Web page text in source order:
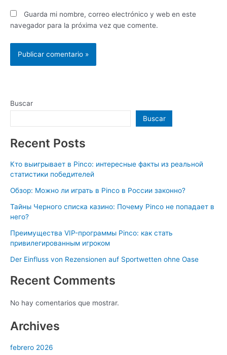
Guarda mi nombre, correo electrónico y web en este
navegador para la próxima vez que comente.
Buscar
Buscar
Recent Posts
Кто выигрывает в Pinco: интересные факты из реальной
статистики победителей
Обзор: Можно ли играть в Pinco в России законно?
Тайны Черного списка казино: Почему Pinco не попадает в
него?
Преимущества VIP-программы Pinco: как стать
привилегированным игроком
Der Einfluss von Rezensionen auf Sportwetten ohne Oase
Recent Comments
No hay comentarios que mostrar.
Archives
febrero 2026